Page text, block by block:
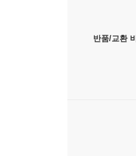
반품/교환